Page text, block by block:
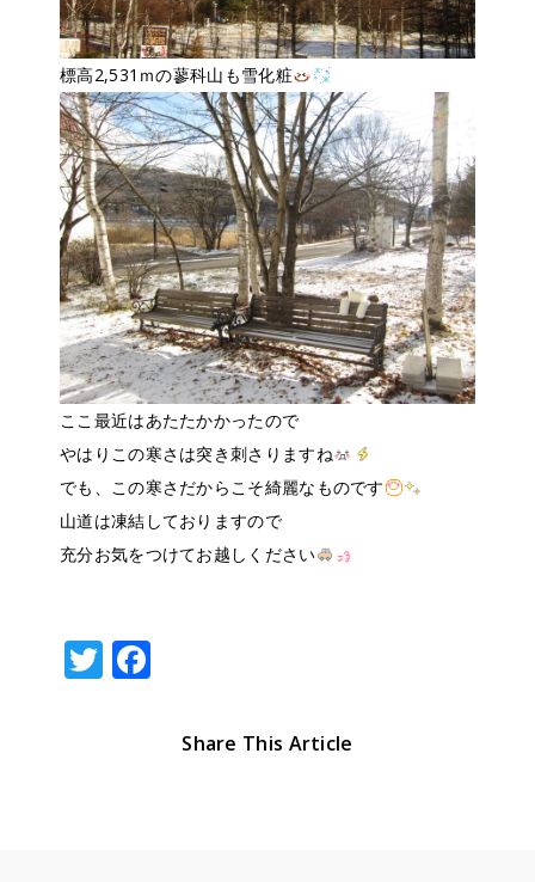
標高2,531ｍの蓼科山も雪化粧
ここ最近はあたたかかったので
やはりこの寒さは突き刺さりますね
でも、この寒さだからこそ綺麗なものです
山道は凍結しておりますので
充分お気をつけてお越しください
T
Share This Article